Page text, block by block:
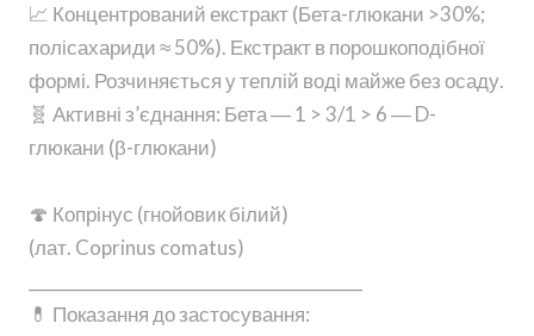
📈 Концентрований екстракт (Бета-глюкани >30%;
полісахариди ≈ 50%). Екстракт в порошкоподібної
формі. Розчиняється у теплій воді майже без осаду.
🧬 Активні з’єднання: Бета ― 1 > 3/1 > 6 ― D-
глюкани (β-глюкани)
🍄 Копрінус (гнойовик білий)
(лат. Coprinus comatus)
💊 Показання до застосування: